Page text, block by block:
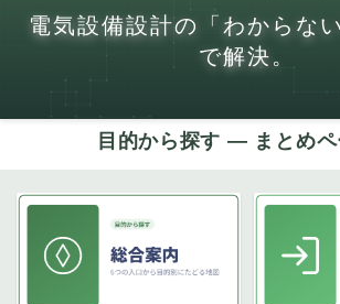
電気設備設計の「わからな
で解決。